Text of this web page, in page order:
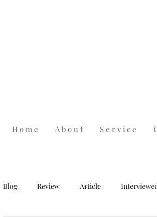
H o m e A b o u t S e r v i c e
Blog Review Article